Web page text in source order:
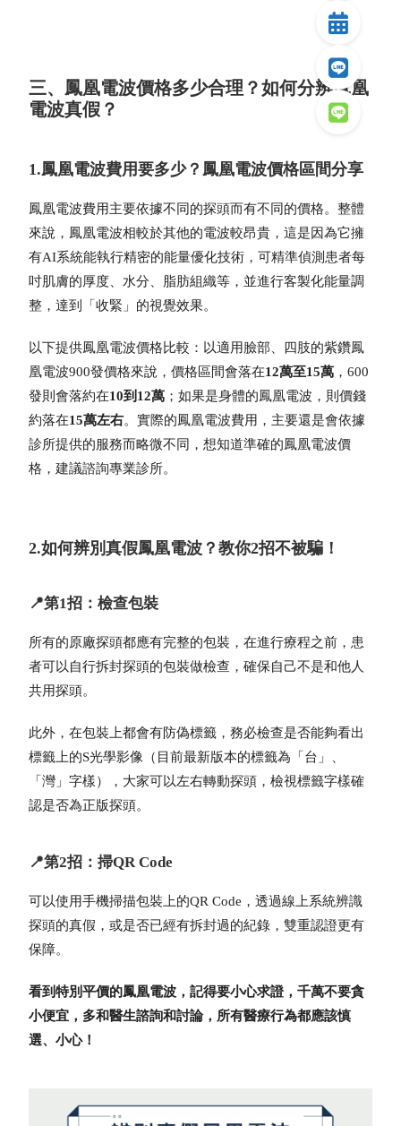
三、鳳凰電波價格多少合理？如何分辨鳳凰
電波真假？
1.鳳凰電波費用要多少？鳳凰電波價格區間分享
鳳凰電波費用主要依據不同的探頭而有不同的價格。整體
來說，鳳凰電波相較於其他的電波較昂貴，這是因為它擁
有AI系統能執行精密的能量優化技術，可精準偵測患者每
吋肌膚的厚度、水分、脂肪組織等，並進行客製化能量調
整，達到「收緊」的視覺效果。
以下提供鳳凰電波價格比較：以適用臉部、四肢的紫鑽鳳
凰電波900發價格來說，價格區間會落在12萬至15萬 ，600
發則會落約在10到12萬 ；如果是身體的鳳凰電波 ，則價錢
約落在15萬左右。實際的鳳凰電波費用，主要還是會依據
診所提供的服務而略微不同，想知道準確的鳳凰電波價
格，建議諮詢專業診所。
2.如何辨別真假鳳凰電波？教你2招不被騙！
📍第1招：檢查包裝
所有的原廠探頭都應有完整的包裝，在進行療程之前，患
者可以自行拆封探頭的包裝做檢查，確保自己不是和他人
共用探頭。
此外，在包裝上都會有防偽標籤，務必檢查是否能夠看出
標籤上的S光學影像（目前最新版本的標籤為「台」、
「灣」字樣），大家可以左右轉動探頭，檢視標籤字樣確
認是否為正版探頭。
📍第2招：掃QR Code
可以使用手機掃描包裝上的QR Code，透過線上系統辨識
探頭的真假，或是否已經有拆封過的紀錄，雙重認證更有
保障。
看到特別平價的鳳凰電波，記得要小心求證，千萬不要貪
小便宜，多和醫生諮詢和討論，所有醫療行為都應該慎
選、小心！